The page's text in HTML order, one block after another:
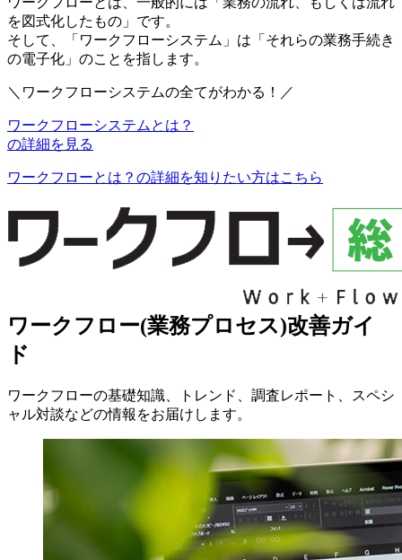
を図式化したもの」です。
そして、「ワークフローシステム」は「それらの業務手続き
の電子化」のことを指します。
＼ワークフローシステムの全てがわかる！／
ワークフローシステムとは？
の詳細を見る
ワークフローとは？の詳細を知りたい方はこちら
ワークフロー(業務プロセス)改善ガイ
ド
ワークフローの基礎知識、トレンド、調査レポート、スペシ
ャル対談などの情報をお届けします。